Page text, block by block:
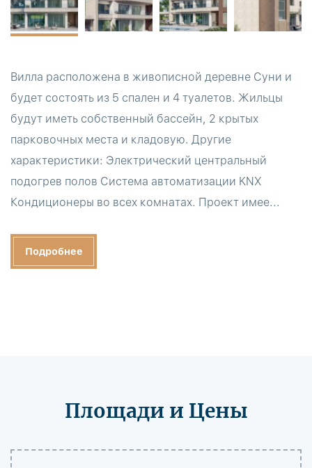
Вилла расположена в живописной деревне Суни и
будет состоять из 5 спален и 4 туалетов. Жильцы
будут иметь собственный бассейн, 2 крытых
парковочных места и кладовую. Другие
характеристики: Электрический центральный
подогрев полов Система автоматизации KNX
Кондиционеры во всех комнатах. Проект имее...
Подробнее
Площади и Цены